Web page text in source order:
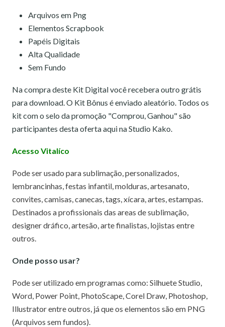
Arquivos em Png
Elementos Scrapbook
Papéis Digitais
Alta Qualidade
Sem Fundo
Na compra deste Kit Digital você recebera outro grátis
para download. O Kit Bônus é enviado aleatório. Todos os
kit com o selo da promoção "Comprou, Ganhou" são
participantes desta oferta aqui na Studio Kako.
Acesso Vitalíco
Pode ser usado para sublimação, personalizados,
lembrancinhas, festas infantil, molduras, artesanato,
convites, camisas, canecas, tags, xícara, artes, estampas.
Destinados a profissionais das areas de sublimação,
designer dráfico, artesão, arte finalistas, lojistas entre
outros.
Onde posso usar?
Pode ser utilizado em programas como: Silhuete Studio,
Word, Power Point, PhotoScape, Corel Draw, Photoshop,
Illustrator entre outros, já que os elementos são em PNG
(Arquivos sem fundos).